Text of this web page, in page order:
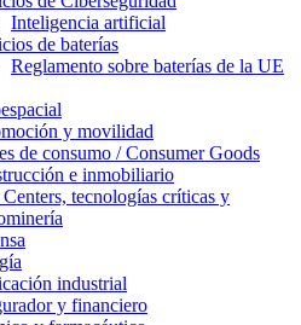
Inteligencia artificial
de baterías
Reglamento sobre baterías de la UE
y movilidad
de consumo / Consumer Goods
e inmobiliario
tecnologías críticas y
industrial
y financiero